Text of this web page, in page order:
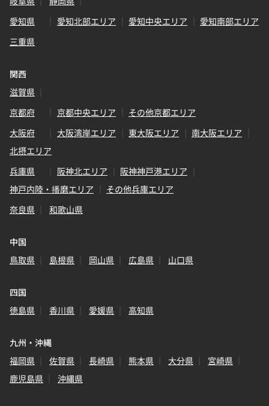
愛知県
愛知北部エリア 愛知中央エリア
愛知南部エリア
三重県
関西
滋賀県
京都府
京都中央エリア
その他京都エリア
大阪府
大阪湾岸エリア 東大阪エリア
南大阪エリア
北摂エリア
兵庫県
阪神北エリア
阪神神戸港エリア
神戸内陸・播磨エリア
その他兵庫エリア
奈良県
和歌山県
中国
鳥取県
島根県 岡山県 広島県 山口県
四国
徳島県
香川県 愛媛県 高知県
九州・沖縄
福岡県
佐賀県 長崎県 熊本県 大分県
宮崎県
鹿児島県
沖縄県